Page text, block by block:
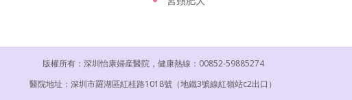
版權所有：深圳怡康婦産醫院，健康熱線：00852-59885274
醫院地址：深圳市羅湖區紅桂路1018號（地鐵3號線紅嶺站c2出口）